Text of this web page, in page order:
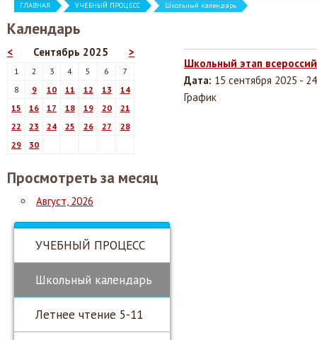
ГЛАВНАЯ УЧЕБНЫЙ ПРОЦЕСС Школьный календарь
Календарь
< >
Сентябрь 2025
1 2 3 4 5 6
7
8
9 10 11 12 13
14
15
16 17 18 19 20
21
22
23 24 25 26 27
28
29
30
Просмотреть за месяц
Август, 2026
УЧЕБНЫЙ ПРОЦЕСС
Школьный календарь
Летнее чтение 5-11
Школьный этап
Дата: 15 сентября 2025 -
График